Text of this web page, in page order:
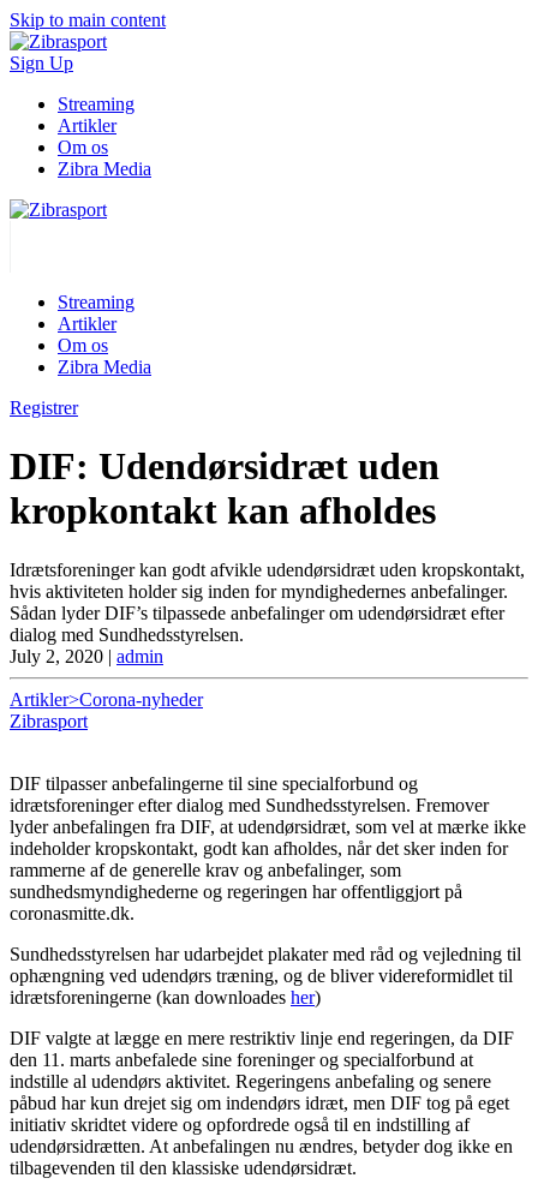
Skip to main content
Sign Up
Streaming
Artikler
Om os
Zibra Media
Streaming
Artikler
Om os
Zibra Media
Registrer
DIF: Udendørsidræt uden
kropkontakt kan afholdes
Idrætsforeninger kan godt afvikle udendørsidræt uden kropskontakt,
hvis aktiviteten holder sig inden for myndighedernes anbefalinger.
Sådan lyder DIF’s tilpassede anbefalinger om udendørsidræt efter
dialog med Sundhedsstyrelsen.
July 2, 2020 | admin
Artikler>Corona-nyheder
Zibrasport
DIF tilpasser anbefalingerne til sine specialforbund og
idrætsforeninger efter dialog med Sundhedsstyrelsen. Fremover
lyder anbefalingen fra DIF, at udendørsidræt, som vel at mærke ikke
indeholder kropskontakt, godt kan afholdes, når det sker inden for
rammerne af de generelle krav og anbefalinger, som
sundhedsmyndighederne og regeringen har offentliggjort på
coronasmitte.dk.
Sundhedsstyrelsen har udarbejdet plakater med råd og vejledning til
ophængning ved udendørs træning, og de bliver videreformidlet til
idrætsforeningerne (kan downloades her)
DIF valgte at lægge en mere restriktiv linje end regeringen, da DIF
den 11. marts anbefalede sine foreninger og specialforbund at
indstille al udendørs aktivitet. Regeringens anbefaling og senere
påbud har kun drejet sig om indendørs idræt, men DIF tog på eget
initiativ skridtet videre og opfordrede også til en indstilling af
udendørsidrætten. At anbefalingen nu ændres, betyder dog ikke en
tilbagevenden til den klassiske udendørsidræt.